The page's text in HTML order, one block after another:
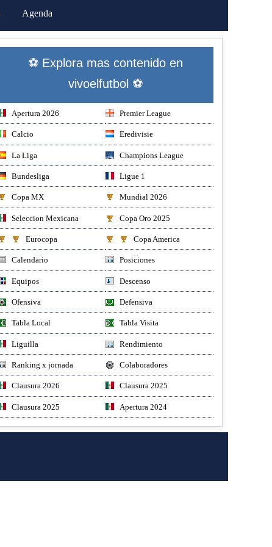
Agenda
⚽ Explora mas contenido en
vivoelfutbol ⚽
Apertura 2026 Premier League
Calcio Eredivisie
La Liga Champions League
Bundesliga Ligue 1
Copa MX Mundial 2026
Seleccion Mexicana Copa Oro 2025
Eurocopa Copa America
Calendario Posiciones
Equipos Descenso
Ofensiva Defensiva
Tabla Local Tabla Visita
Liguilla Rendimiento
Ranking x jornada Colaboradores
Clausura 2026 Clausura 2025
Clausura 2025 Apertura 2024